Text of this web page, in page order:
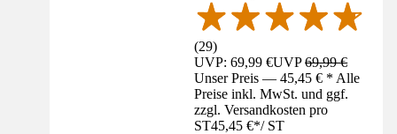
(29)
UVP: 69,99 €UVP69,99 €
Unser Preis — 45,45 € * Alle
Preise inkl. MwSt. und ggf.
zzgl. Versandkosten pro
ST45,45 €*/ ST